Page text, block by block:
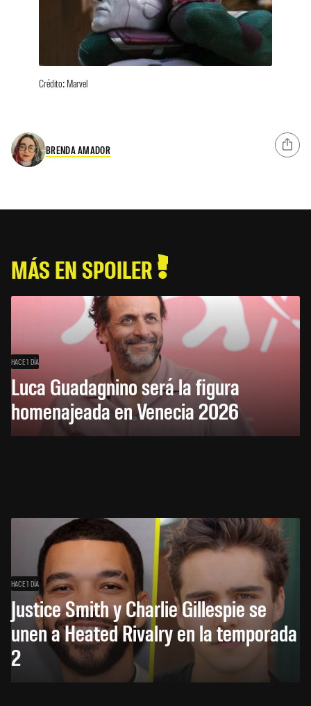
Crédito: Marvel
BRENDA AMADOR
MÁS EN SPOILER
HACE 1 DÍA
Luca Guadagnino será la figura
homenajeada en Venecia 2026
HACE 1 DÍA
Justice Smith y Charlie Gillespie se
unen a Heated Rivalry en la temporada
2